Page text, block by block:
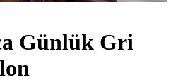
Günlük Gri